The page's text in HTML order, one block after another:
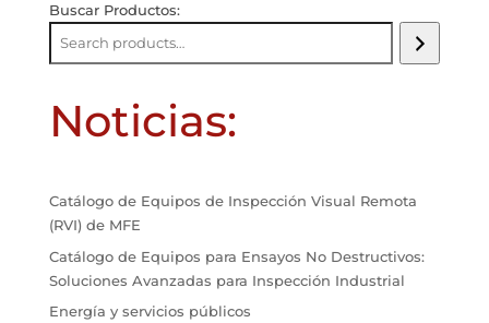
Buscar Productos:
Noticias:
Catálogo de Equipos de Inspección Visual Remota
(RVI) de MFE
Catálogo de Equipos para Ensayos No Destructivos:
Soluciones Avanzadas para Inspección Industrial
Energía y servicios públicos